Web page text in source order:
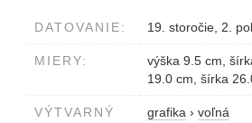
DATOVANIE: 19. storočie, 2.
MIERY:
výška 9.5 cm,
19.0 cm, šírka
VÝTVARNÝ
grafika › voľná